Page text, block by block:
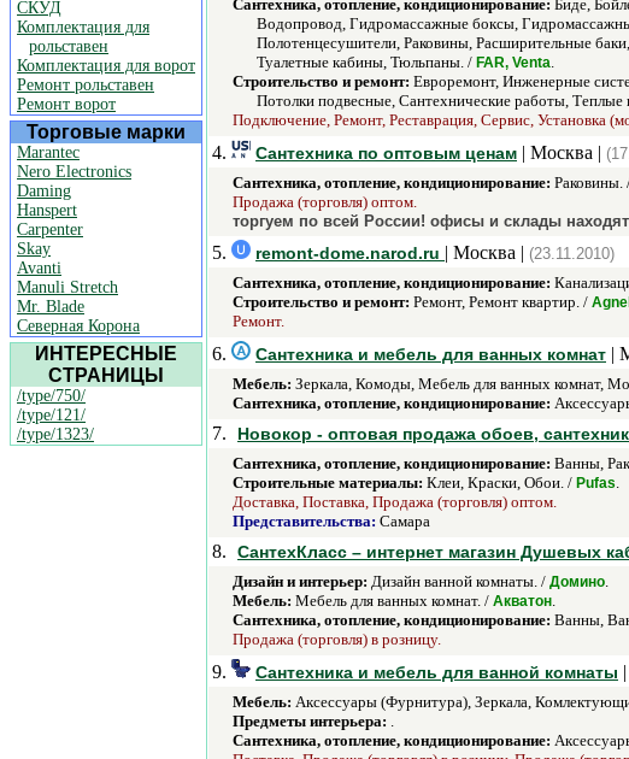
СКУД
Комплектация для
рольставен
Комплектация для ворот
Ремонт рольставен
Ремонт ворот
Торговые марки
Marantec
Nero Electronics
Daming
Hanspert
Carpenter
Skay
Avanti
Manuli Stretch
Mr. Blade
Северная Корона
ИНТЕРЕСНЫЕ
СТРАНИЦЫ
/type/750/
/type/121/
/type/1323/
Сантехника, отопление, кондиционирование: Биде,
Водопровод, Гидромассажные боксы,
Полотенцесушители, Раковины, Расширительные
Туалетные кабины, Тюльпаны. / FAR, Venta.
Строительство и ремонт: Евроремонт, Инженерные
Потолки подвесные, Сантехнические работы, Теплые
Подключение, Ремонт, Реставрация, Сервис, Установка
4. Сантехника по оптовым ценам | Москва |
Сантехника, отопление, кондиционирование: Раковины.
Продажа (торговля) оптом.
торгуем по всей России! офисы и склады
5. remont-dome.narod.ru | Москва | (23.11.2010)
Сантехника, отопление, кондиционирование:
Строительство и ремонт: Ремонт, Ремонт квартир. /
Ремонт.
6. Сантехника и мебель для ванных комнат |
Мебель: Зеркала, Комоды, Мебель для ванных комнат,
Сантехника, отопление, кондиционирование:
7. Новокор - оптовая продажа обоев,
Сантехника, отопление, кондиционирование: Ванны,
Строительные материалы: Клеи, Краски, Обои. / Pufas.
Доставка, Поставка, Продажа (торговля) оптом.
Представительства: Самара
8. СантехКласс – интернет магазин Душевых
Дизайн и интерьер: Дизайн ванной комнаты. / Домино.
Мебель: Мебель для ванных комнат. / Акватон.
Сантехника, отопление, кондиционирование: Ванны,
Продажа (торговля) в розницу.
9. Сантехника и мебель для ванной комнаты
Мебель: Аксессуары (Фурнитура), Зеркала,
Предметы интерьера: .
Сантехника, отопление, кондиционирование: